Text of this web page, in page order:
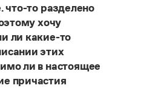
слова
что-то разделено
хочу
ли какие-то
этих
ли в настоящее
причастия